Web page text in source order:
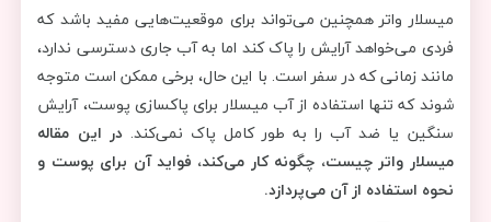
میسلار واتر همچنین می‌تواند برای موقعیت‌هایی مفید باشد که
فردی می‌خواهد آرایش را پاک کند اما به آب جاری دسترسی ندارد،
مانند زمانی که در سفر است. با این حال، برخی ممکن است متوجه
شوند که تنها استفاده از آب میسلار برای پاکسازی پوست، آرایش
سنگین یا ضد آب را به طور کامل پاک نمی‌کند.در این مقاله
میسلار واتر چیست، چگونه کار می‌کند، فواید آن برای پوست و
نحوه استفاده از آن می‌پردازد.